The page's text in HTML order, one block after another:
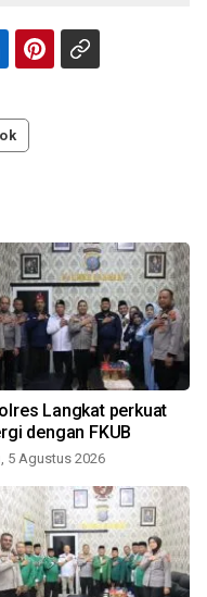
Langkat perkuat
dengan FKUB
5 Agustus 2026